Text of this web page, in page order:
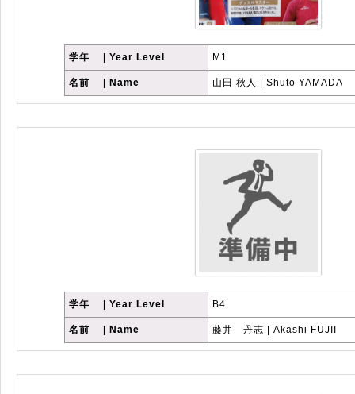
学年 | Year Level M1
名前 | Name 山田 秋人 | Shuto YAMADA
学年 | Year Level B4
名前 | Name 藤井 丹志 | Akashi FUJII